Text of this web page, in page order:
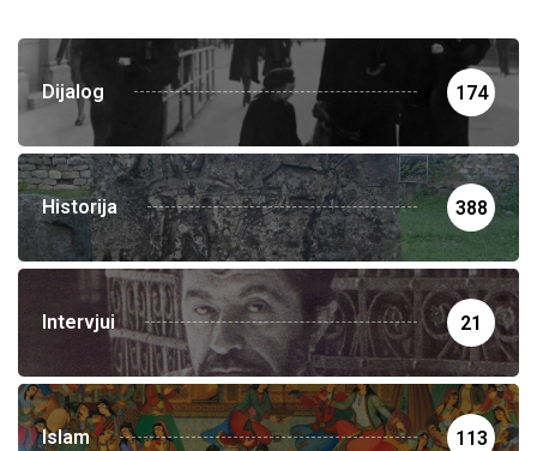
Dijalog 174
Historija 388
Intervjui 21
Islam 113